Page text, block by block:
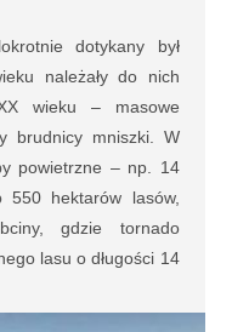
dotykany był
należały do nich
wieku – masowe
brudnicy mniszki. W
powietrzne – np. 14
550 hektarów lasów,
gdzie tornado
lasu o długości 14